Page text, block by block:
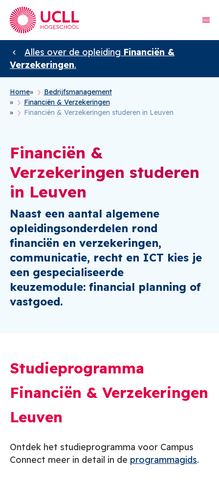
Alles over de opleiding Financiën &
Verzekeringen.
Kruimelpad
Home
Bedrijfsmanagement
Financiën & Verzekeringen
Financiën & Verzekeringen studeren in Leuven
Financiën &
Verzekeringen studeren
in Leuven
Naast een aantal algemene
opleidingsonderdelen rond
financiën en verzekeringen,
communicatie, recht en ICT kies je
een gespecialiseerde
keuzemodule: financial planning of
vastgoed.
Studieprogramma
Financiën & Verzekeringen
Leuven
Ontdek het studieprogramma voor Campus
Connect meer in detail in de programmagids.